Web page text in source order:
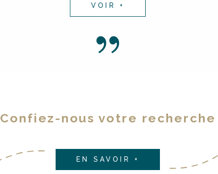
VOIR +
Confiez-nous votre recherche
EN SAVOIR +